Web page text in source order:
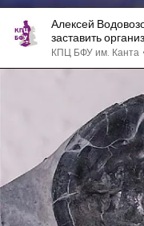
Алексей
заставить
КПЦ БФУ им. Канта •